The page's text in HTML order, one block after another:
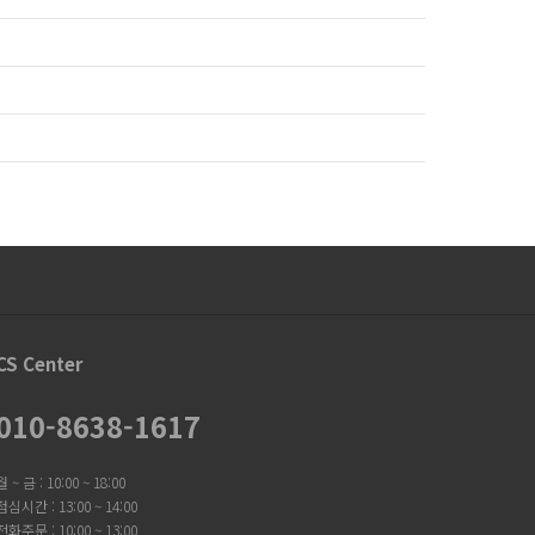
Center
8638-1617
~ 금 : 10:00 ~ 18:00
심시간 : 13:00 ~ 14:00
화주문 : 10:00 ~ 13:00